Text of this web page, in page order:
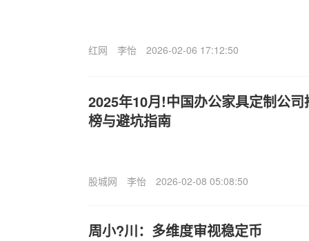
红网 李怡 2026-02-06 17:12:50
2025年10月!中国办公家具定制公
榜与避坑指南
股城网 李怡 2026-02-08 05:08:50
周小?川：多维度审视稳定币